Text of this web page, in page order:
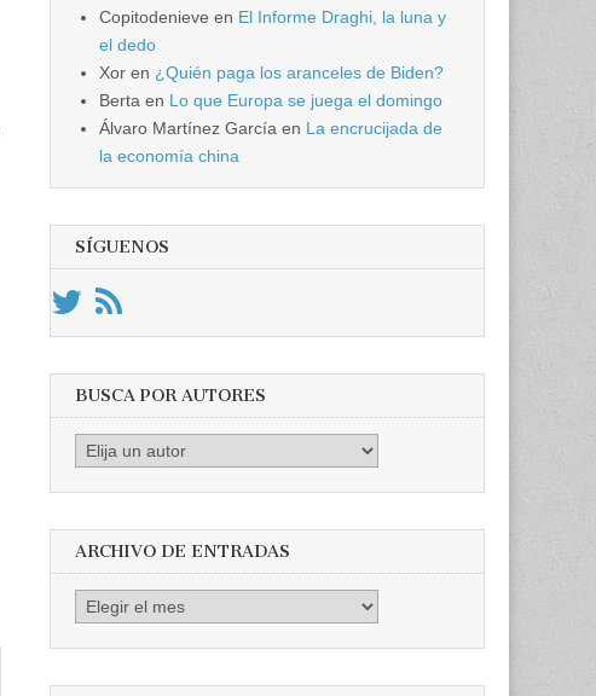
Copitodenieve en El Informe Draghi, la luna y
el dedo
Xor en ¿Quién paga los aranceles de Biden?
Berta en Lo que Europa se juega el domingo
Álvaro Martínez García en La encrucijada de
la economía china
SÍGUENOS
BUSCA POR AUTORES
Busca
por
ARCHIVO DE ENTRADAS
Archivo